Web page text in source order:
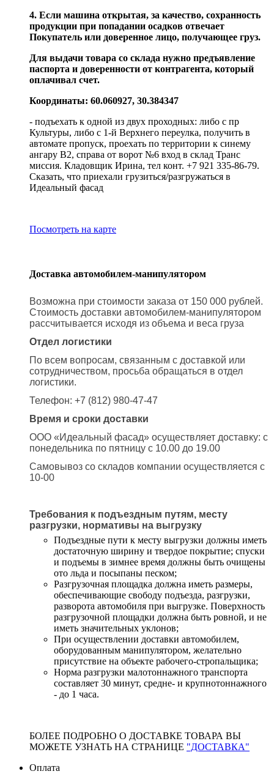
4. Если машина открытая, за качество, сохранность
продукции при попадании осадков отвечает
Покупатель или доверенное лицо, получающее груз.
Для выдачи товара со склада нужно предъявление
паспорта и доверенности от контрагента, который
оплачивал счет.
Координаты: 60.060927, 30.384347
- подъехать к одной из двух проходных: либо с пр
Культуры, либо с 1-й Верхнего переулка, получить в
автомате пропуск, проехать по территории к синему
ангару В2, справа от ворот №6 вход в склад Транс
миссия. Кладовщик Ирина, тел конт. +7 921 335-86-79.
Сказать, что приехали грузиться/разгружаться в
Идеальный фасад
Посмотреть на карте
Доставка автомобилем-манипулятором
Возможна при стоимости заказа от 150 000 рублей.
Стоимость доставки автомобилем-манипулятором
рассчитывается исходя из объема и веса груза
Отдел логистики
По всем вопросам, связанным с доставкой или
сотрудничеством, просьба обращаться в отдел
логистики.
Телефон: +7 (812) 980-47-47
Время и сроки доставки
ООО «Идеальный фасад» осуществляет доставку: с
понедельника по пятницу с 10.00 до 19.00
Самовывоз со складов компании осуществляется с
10-00
Требования к подъездным путям, месту
разгрузки, нормативы на выгрузку
Подъездные пути к месту выгрузки должны иметь
достаточную ширину и твердое покрытие; спуски
и подъемы в зимнее время должны быть очищены
ото льда и посыпаны песком;
Разгрузочная площадка должна иметь размеры,
обеспечивающие свободу подъезда, разгрузки,
разворота автомобиля при выгрузке. Поверхность
разгрузочной площадки должна быть ровной, и не
иметь значительных уклонов;
При осуществлении доставки автомобилем,
оборудованным манипулятором, желательно
присутствие на объекте рабочего-стропальщика;
Норма разгрузки малотоннажного транспорта
составляет 30 минут, средне- и крупнотоннажного
- до 1 часа.
БОЛЕЕ ПОДРОБНО О ДОСТАВКЕ ТОВАРА ВЫ
МОЖЕТЕ УЗНАТЬ НА СТРАНИЦЕ "ДОСТАВКА"
Оплата